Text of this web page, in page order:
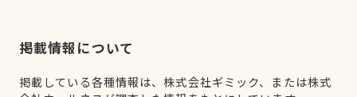
掲載情報について
掲載している各種情報は、株式会社ギミック、または株式